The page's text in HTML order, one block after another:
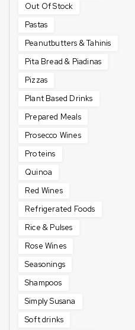
Out Of Stock
Pastas
Peanutbutters & Tahinis
Pita Bread & Piadinas
Pizzas
Plant Based Drinks
Prepared Meals
Prosecco Wines
Proteins
Quinoa
Red Wines
Refrigerated Foods
Rice & Pulses
Rose Wines
Seasonings
Shampoos
Simply Susana
Soft drinks